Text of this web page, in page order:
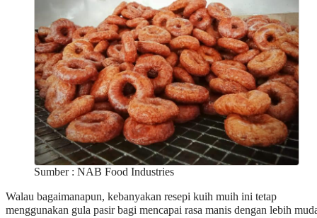
Sumber : NAB Food Industries
Walau bagaimanapun, kebanyakan resepi kuih muih ini tetap
menggunakan gula pasir bagi mencapai rasa manis dengan lebih